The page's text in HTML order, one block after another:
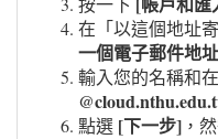
在「以這個地址
一個電子郵件地
輸入您的名稱和在
點選 [下一步] ，